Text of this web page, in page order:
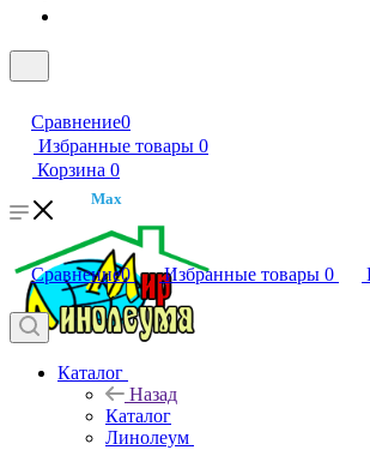
Сравнение0
Избранные товары 0
Корзина 0
Max
Сравнение0 Избранные товары 0
Каталог
Назад
Каталог
Линолеум